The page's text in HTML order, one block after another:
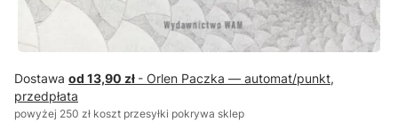
Dostawa od 13,90 zł - Orlen Paczka — automat/punkt,
przedpłata
powyżej 250 zł koszt przesyłki pokrywa sklep